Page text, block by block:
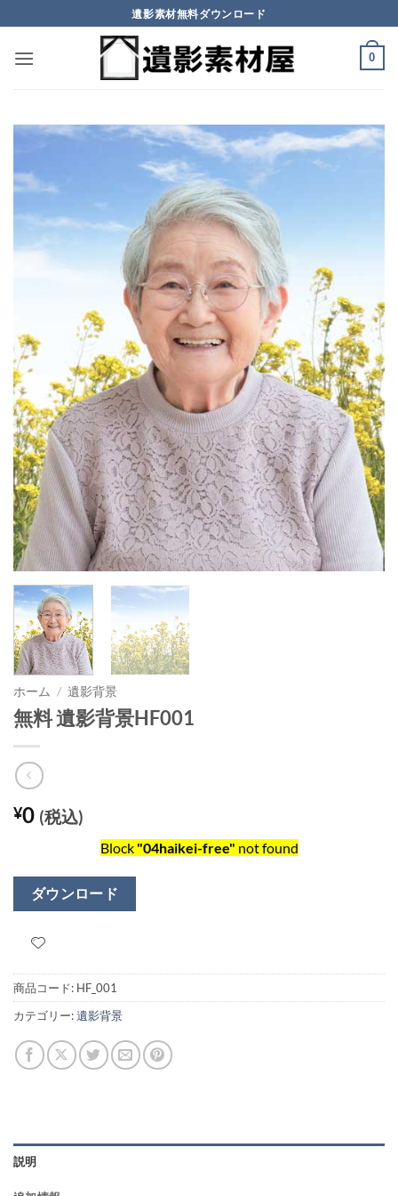
to
content
遺影素材無料ダウンロード
0
ホーム / 遺影背景
無料 遺影背景HF001
¥0 (税込)
Block "04haikei-free" not found
ダウンロード
商品コード: HF_001
カテゴリー:遺影背景
説明